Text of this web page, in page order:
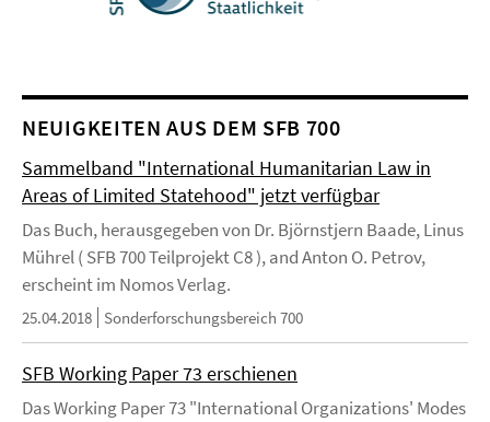
NEUIGKEITEN AUS DEM SFB 700
Sammelband "International Humanitarian Law in
Areas of Limited Statehood" jetzt verfügbar
Das Buch, herausgegeben von Dr. Björnstjern Baade, Linus
Mührel ( SFB 700 Teilprojekt C8 ), and Anton O. Petrov,
erscheint im Nomos Verlag.
25.04.2018 Sonderforschungsbereich 700
SFB Working Paper 73 erschienen
Das Working Paper 73 "International Organizations' Modes